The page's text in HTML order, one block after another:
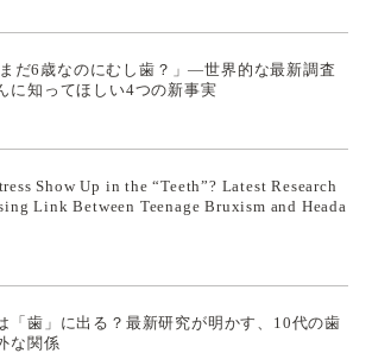
だ6歳なのにむし歯？」—世界的な最新調査
に知ってほしい4つの新事実
Show Up in the “Teeth”? Latest Research
Link Between Teenage Bruxism and Heada
「歯」に出る？最新研究が明かす、10代の歯
な関係